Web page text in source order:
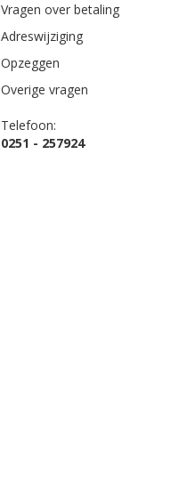
Vragen over betaling
Adreswijziging
Opzeggen
Overige vragen
Telefoon:
0251 - 257924